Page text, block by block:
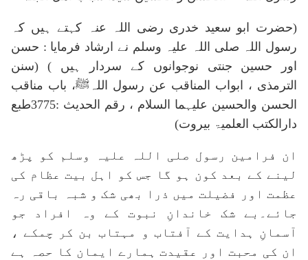
(حضرت ابو سعید خدری رضی اللہ عنہ کہتے ہیں کہ
رسول اللہ صلی اللہ علیہ وسلم نے ارشاد فرمایا : حسن
اور حسین جنتی نوجوانوں کے سردار ہیں ) (سنن
الترمذی ، ابواب المناقب عن رسول اللہﷺ، باب مناقب
الحسن والحسین علیہما السلام ، رقم الحدیث :3775طبع
دارالکتب العلمیۃ بیروت)
ان فرامین رسول صلی اللہ علیہ وسلم کو پڑھ
لینے کے بعد کون ہو گا جس کو اہل بیت عظام کی
عظمت اور فضیلت میں ذرا بھی شک و شبہ باقی رہ
جائے۔بے شک خاندانِ نبوت کے وہ افراد جو
آسمانِ ہدایت کے آفتاب و مہتاب بن کر چمکے ،
ان کی محبت اور عقیدت ہمارے ایمان کا حصہ ہے